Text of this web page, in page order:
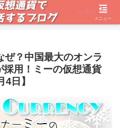
取引所 通貨一覧
ぜ？中国最大のオンラ
採用！ミーの仮想通貨
日】
メニュー